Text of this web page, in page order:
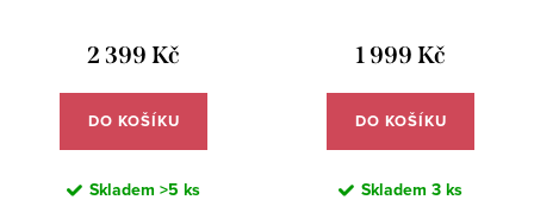
2 399 Kč
DO KOŠÍKU
Skladem >5 ks
1 999 Kč
DO KOŠÍKU
Skladem 3 ks